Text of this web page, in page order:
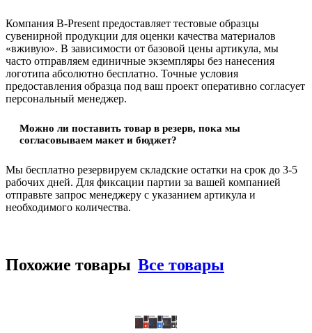
Компания B-Present предоставляет тестовые образцы
сувенирной продукции для оценки качества материалов
«вживую». В зависимости от базовой цены артикула, мы
часто отправляем единичные экземпляры без нанесения
логотипа абсолютно бесплатно. Точные условия
предоставления образца под ваш проект оперативно согласует
персональный менеджер.
Можно ли поставить товар в резерв, пока мы
согласовываем макет и бюджет?
Мы бесплатно резервируем складские остатки на срок до 3-5
рабочих дней. Для фиксации партии за вашей компанией
отправьте запрос менеджеру с указанием артикула и
необходимого количества.
Похожие товары Все товары